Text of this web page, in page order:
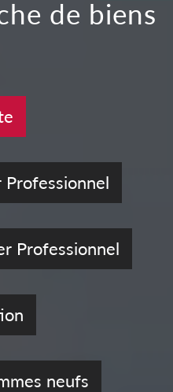
de biens
Professionnel
neufs